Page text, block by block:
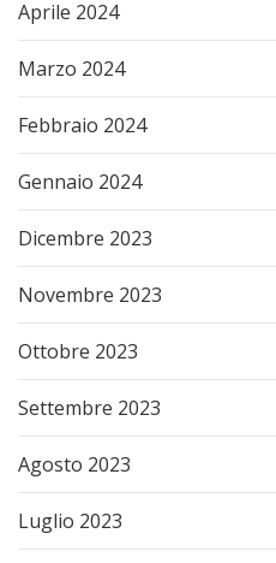
Aprile 2024
Marzo 2024
Febbraio 2024
Gennaio 2024
Dicembre 2023
Novembre 2023
Ottobre 2023
Settembre 2023
Agosto 2023
Luglio 2023